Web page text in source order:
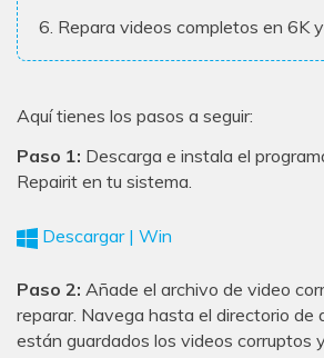
6. Repara videos completos en 6K y
Aquí tienes los pasos a seguir:
Paso 1: Descarga e instala el
Repairit en tu sistema.
Descargar | Win
Paso 2: Añade el archivo de video
reparar. Navega hasta el directorio de
están guardados los videos corruptos